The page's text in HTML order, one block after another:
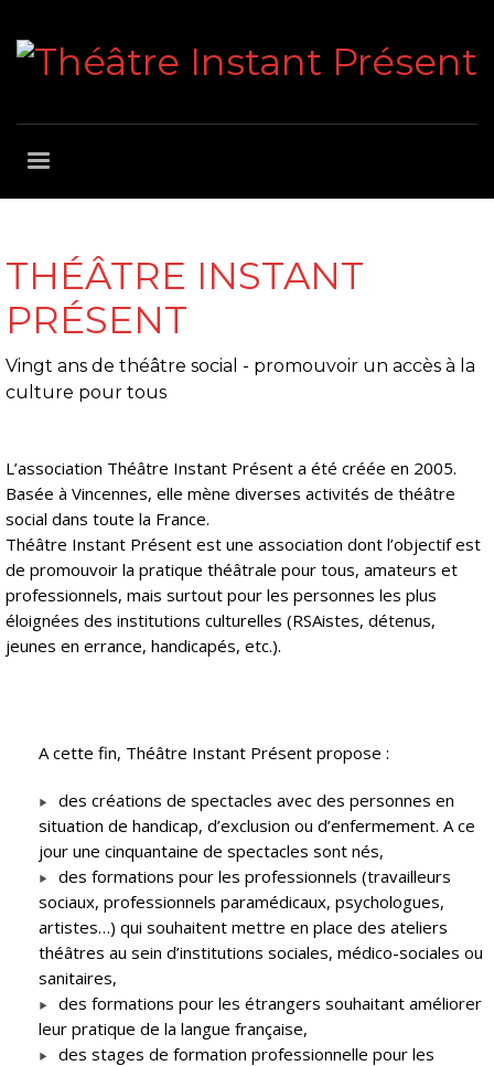
THÉÂTRE INSTANT
PRÉSENT
Vingt ans de théâtre social - promouvoir un accès à la
culture pour tous
L’association Théâtre Instant Présent a été créée en 2005.
Basée à Vincennes, elle mène diverses activités de théâtre
social dans toute la France.
Théâtre Instant Présent est une association dont l’objectif est
de promouvoir la pratique théâtrale pour tous, amateurs et
professionnels, mais surtout pour les personnes les plus
éloignées des institutions culturelles (RSAistes, détenus,
jeunes en errance, handicapés, etc.).
A cette fin, Théâtre Instant Présent propose :
des créations de spectacles avec des personnes en
situation de handicap, d’exclusion ou d’enfermement. A ce
jour une cinquantaine de spectacles sont nés,
des formations pour les professionnels (travailleurs
sociaux, professionnels paramédicaux, psychologues,
artistes…) qui souhaitent mettre en place des ateliers
théâtres au sein d’institutions sociales, médico-sociales ou
sanitaires,
des formations pour les étrangers souhaitant améliorer
leur pratique de la langue française,
des stages de formation professionnelle pour les